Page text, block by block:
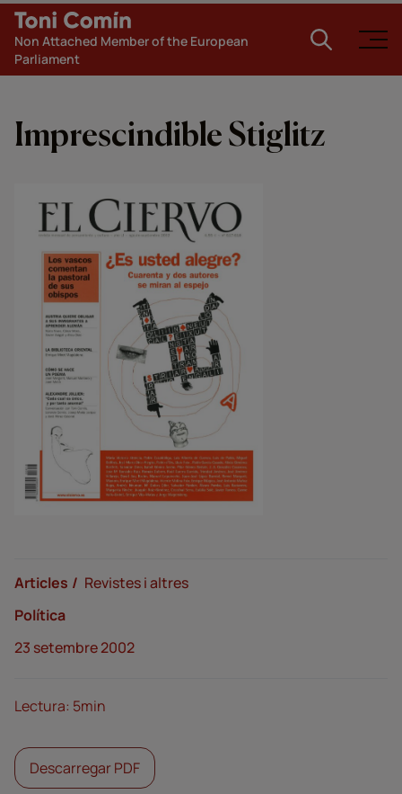
Non Attached Member of the European
Parliament
Imprescindible Stiglitz
Articles
Revistes i altres
Política
23 setembre 2002
Lectura: 5min
Descarregar PDF